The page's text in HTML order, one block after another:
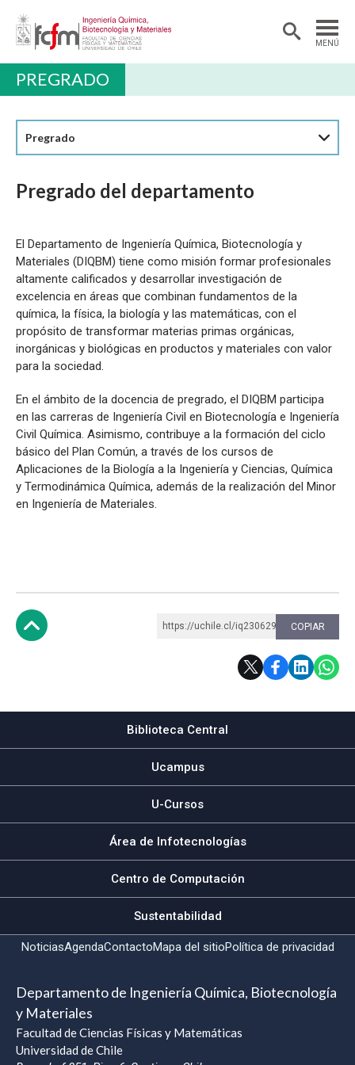
MENÚ
POSTGRADO Y EDUCACIÓN CONTINUA
EXTENSIÓN
PREGRADO
Pregrado
Pregrado del departamento
El Departamento de Ingeniería Química, Biotecnología y
Materiales (DIQBM) tiene como misión formar profesionales
altamente calificados y desarrollar investigación de
excelencia en áreas que combinan fundamentos de la
química, la física, la biología y las matemáticas, con el
propósito de transformar materias primas orgánicas,
inorgánicas y biológicas en productos y materiales con valor
para la sociedad.
En el ámbito de la docencia de pregrado, el DIQBM participa
en las carreras de Ingeniería Civil en Biotecnología e Ingeniería
Civil Química. Asimismo, contribuye a la formación del ciclo
básico del Plan Común, a través de los cursos de
Aplicaciones de la Biología a la Ingeniería y Ciencias, Química
y Termodinámica Química, además de la realización del Minor
en Ingeniería de Materiales.
https://uchile.cl/iq230629 COPIAR
Biblioteca Central
Ucampus
U-Cursos
Área de Infotecnologías
Centro de Computación
Sustentabilidad
NoticiasAgendaContactoMapa del sitioPolítica de privacidad
Departamento de Ingeniería Química, Biotecnología
y Materiales
Facultad de Ciencias Físicas y Matemáticas
Universidad de Chile